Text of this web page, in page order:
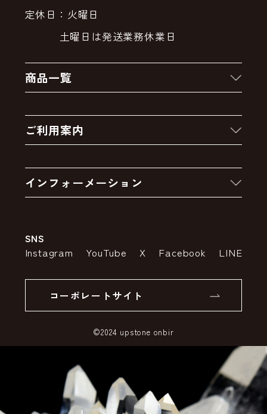
定休日：火曜日
土曜日は発送業務休業日
商品一覧
クーポン
卸販売・大量注文
アウトレットセール
ご利用案内
お支払いについて
インフォーメーション
特定商取引法の表示
SSLサーバー証明書とは
SNS
Instagram YouTube X Facebook LINE
コーポレートサイト
©2024 upstone onbir